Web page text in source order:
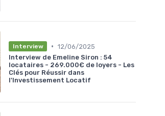
Interview • 12/06/2025
Interview de Emeline Siron : 54
locataires - 269.000€ de loyers - Les
Clés pour Réussir dans
l'Investissement Locatif